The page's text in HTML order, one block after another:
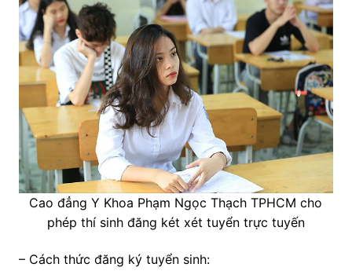
Cao đẳng Y Khoa Phạm Ngọc Thạch TPHCM cho
phép thí sinh đăng két xét tuyển trực tuyến
– Cách thức đăng ký tuyển sinh: